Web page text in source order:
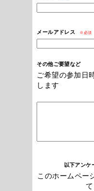
メールアドレス ※必須
その他ご要望など
ご希望の参加日
します
以下アンケ
このホームペー
て